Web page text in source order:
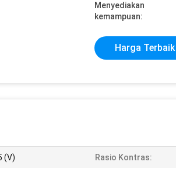
Menyediakan
kemampuan:
Harga Terbaik
(V) Rasio Kontras: